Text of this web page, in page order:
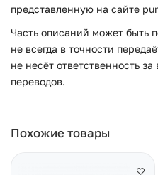
представленную на сайте
Часть описаний может быть
не всегда в точности
не несёт ответственность
переводов.
Похожие товары